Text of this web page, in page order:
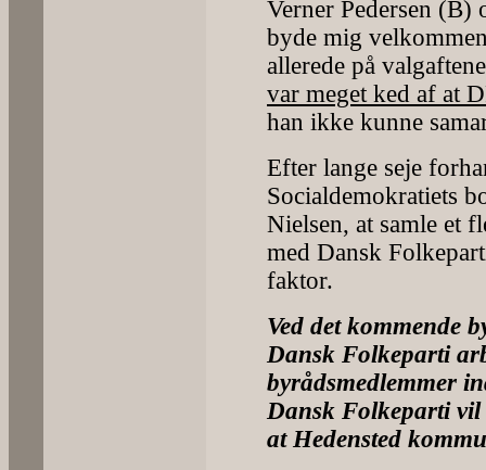
Verner Pedersen (B)
byde mig
allerede på
var meget ked af at
han ikke kunne
Efter lange seje
Socialdemokratiets
Nielsen, at samle et
med Dansk
faktor.
Ved det kommende
Dansk Folkeparti
byrådsmedlemmer
Dansk Folkeparti
at Hedensted